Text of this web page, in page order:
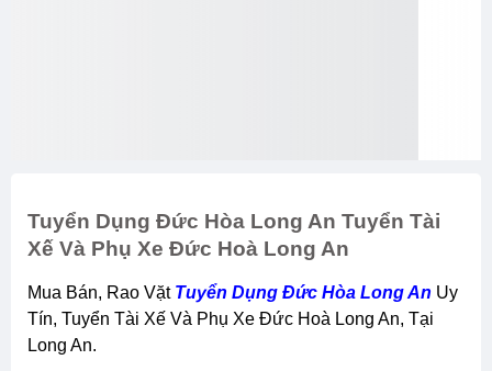
Tuyển Dụng Đức Hòa Long An Tuyển Tài
Xế Và Phụ Xe Đức Hoà Long An
Mua Bán, Rao Vặt Tuyển Dụng Đức Hòa Long An Uy
Tín, Tuyển Tài Xế Và Phụ Xe Đức Hoà Long An, Tại
Long An.